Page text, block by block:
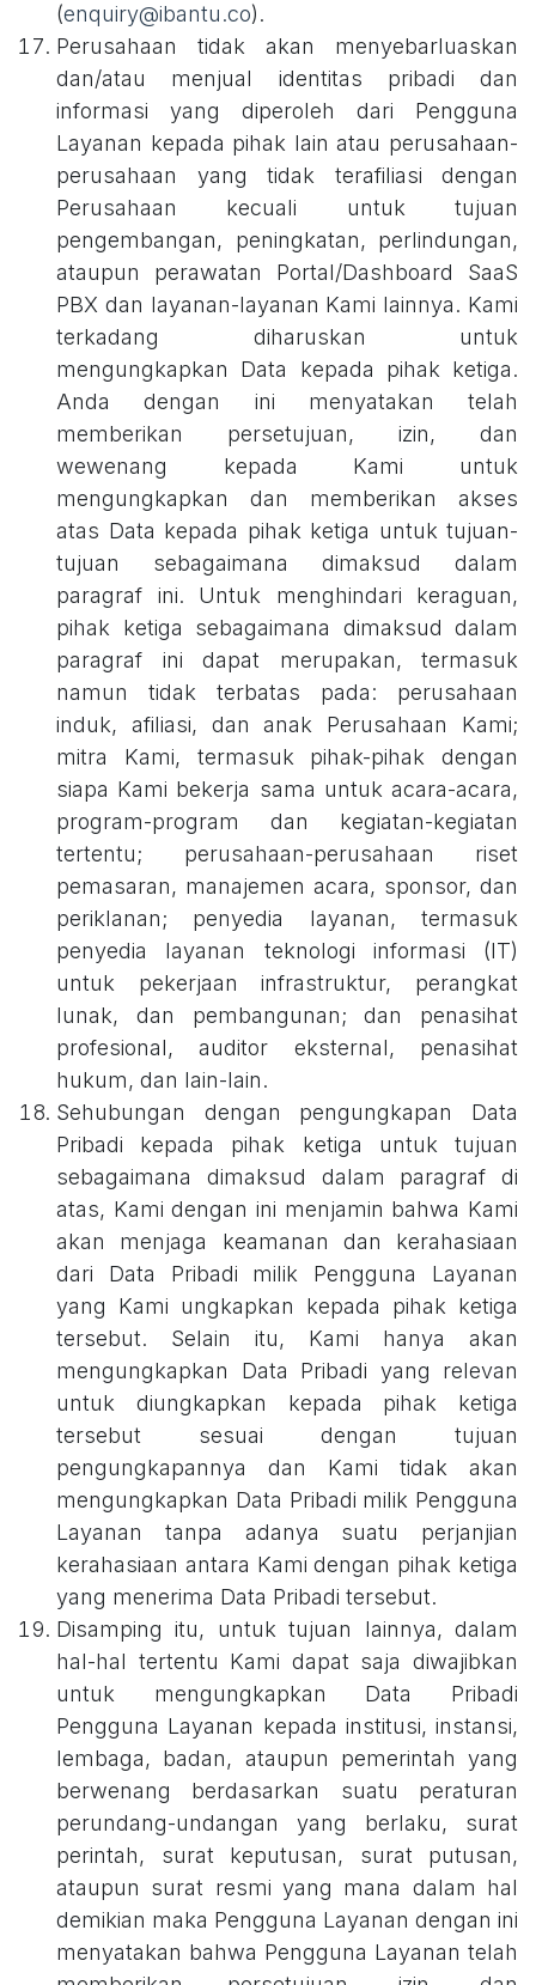
(enquiry@ibantu.co).
Perusahaan tidak akan menyebarluaskan
dan/atau menjual identitas pribadi dan
informasi yang diperoleh dari Pengguna
Layanan kepada pihak lain atau perusahaan-
perusahaan yang tidak terafiliasi dengan
Perusahaan kecuali untuk tujuan
pengembangan, peningkatan, perlindungan,
ataupun perawatan Portal/Dashboard SaaS
PBX dan layanan-layanan Kami lainnya. Kami
terkadang diharuskan untuk
mengungkapkan Data kepada pihak ketiga.
Anda dengan ini menyatakan telah
memberikan persetujuan, izin, dan
wewenang kepada Kami untuk
mengungkapkan dan memberikan akses
atas Data kepada pihak ketiga untuk tujuan-
tujuan sebagaimana dimaksud dalam
paragraf ini. Untuk menghindari keraguan,
pihak ketiga sebagaimana dimaksud dalam
paragraf ini dapat merupakan, termasuk
namun tidak terbatas pada: perusahaan
induk, afiliasi, dan anak Perusahaan Kami;
mitra Kami, termasuk pihak-pihak dengan
siapa Kami bekerja sama untuk acara-acara,
program-program dan kegiatan-kegiatan
tertentu; perusahaan-perusahaan riset
pemasaran, manajemen acara, sponsor, dan
periklanan; penyedia layanan, termasuk
penyedia layanan teknologi informasi (IT)
untuk pekerjaan infrastruktur, perangkat
lunak, dan pembangunan; dan penasihat
profesional, auditor eksternal, penasihat
hukum, dan lain-lain.
Sehubungan dengan pengungkapan Data
Pribadi kepada pihak ketiga untuk tujuan
sebagaimana dimaksud dalam paragraf di
atas, Kami dengan ini menjamin bahwa Kami
akan menjaga keamanan dan kerahasiaan
dari Data Pribadi milik Pengguna Layanan
yang Kami ungkapkan kepada pihak ketiga
tersebut. Selain itu, Kami hanya akan
mengungkapkan Data Pribadi yang relevan
untuk diungkapkan kepada pihak ketiga
tersebut sesuai dengan tujuan
pengungkapannya dan Kami tidak akan
mengungkapkan Data Pribadi milik Pengguna
Layanan tanpa adanya suatu perjanjian
kerahasiaan antara Kami dengan pihak ketiga
yang menerima Data Pribadi tersebut.
Disamping itu, untuk tujuan lainnya, dalam
hal-hal tertentu Kami dapat saja diwajibkan
untuk mengungkapkan Data Pribadi
Pengguna Layanan kepada institusi, instansi,
lembaga, badan, ataupun pemerintah yang
berwenang berdasarkan suatu peraturan
perundang-undangan yang berlaku, surat
perintah, surat keputusan, surat putusan,
ataupun surat resmi yang mana dalam hal
demikian maka Pengguna Layanan dengan ini
menyatakan bahwa Pengguna Layanan telah